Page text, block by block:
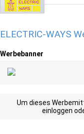
ELECTRIC-WAYS
Werbebanner
Um dieses
einloggen